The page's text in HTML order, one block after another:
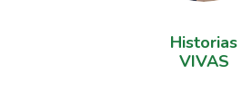
Historias
VIVAS